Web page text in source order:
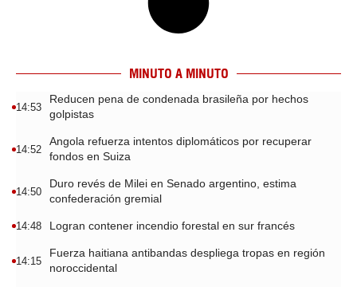
MINUTO A MINUTO
14:53
Reducen pena de condenada brasileña por hechos
golpistas
14:52
Angola refuerza intentos diplomáticos por recuperar
fondos en Suiza
14:50
Duro revés de Milei en Senado argentino, estima
confederación gremial
14:48 Logran contener incendio forestal en sur francés
14:15
Fuerza haitiana antibandas despliega tropas en región
noroccidental